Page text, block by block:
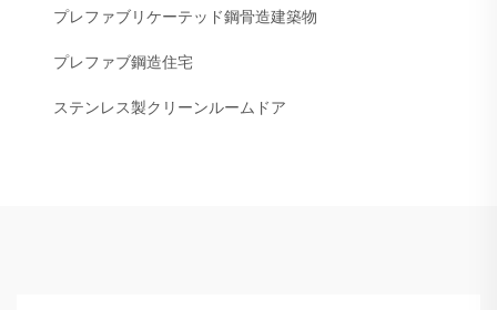
プレファブリケーテッド鋼骨造建築物
プレファブ鋼造住宅
ステンレス製クリーンルームドア